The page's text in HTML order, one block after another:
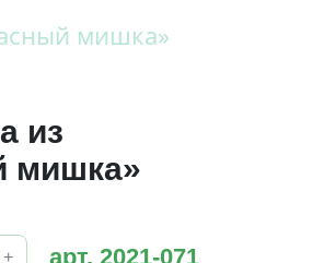
мишка»
из
мишка»
+ арт. 2021-071